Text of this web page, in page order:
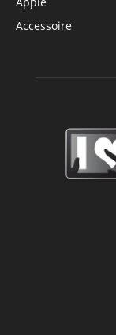
Accessoire